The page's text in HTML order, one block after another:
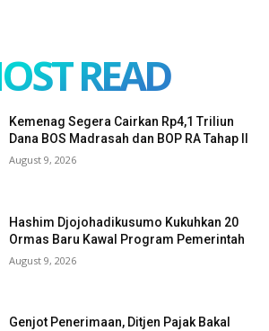
READ
Kemenag Segera Cairkan Rp4,1 Triliun
Dana BOS Madrasah dan BOP RA Tahap II
August 9, 2026
Hashim Djojohadikusumo Kukuhkan 20
Ormas Baru Kawal Program Pemerintah
August 9, 2026
Genjot Penerimaan, Ditjen Pajak Bakal